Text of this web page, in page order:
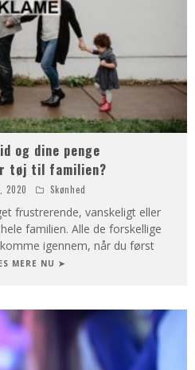
og dine penge
tøj til familien?
2020 Skønhed
frustrerende, vanskeligt eller
familien. Alle de forskellige
igennem, når du først
MERE NU ➤